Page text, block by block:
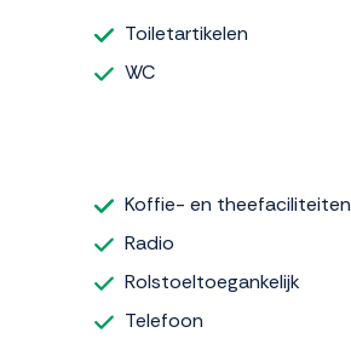
Toiletartikelen
WC
Koffie- en theefaciliteiten
Radio
Rolstoeltoegankelijk
Telefoon